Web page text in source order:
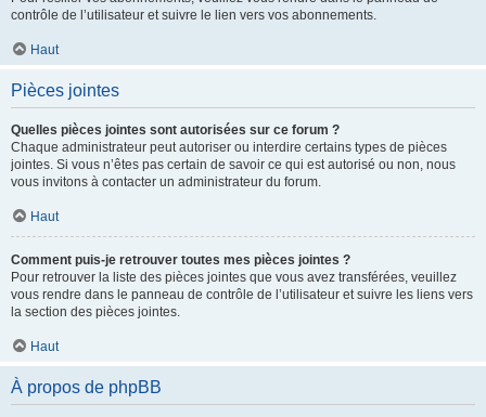
contrôle de l’utilisateur et suivre le lien vers vos abonnements.
Haut
Pièces jointes
Quelles pièces jointes sont autorisées sur ce forum ?
Chaque administrateur peut autoriser ou interdire certains types de pièces
jointes. Si vous n’êtes pas certain de savoir ce qui est autorisé ou non, nous
vous invitons à contacter un administrateur du forum.
Haut
Comment puis-je retrouver toutes mes pièces jointes ?
Pour retrouver la liste des pièces jointes que vous avez transférées, veuillez
vous rendre dans le panneau de contrôle de l’utilisateur et suivre les liens vers
la section des pièces jointes.
Haut
À propos de phpBB